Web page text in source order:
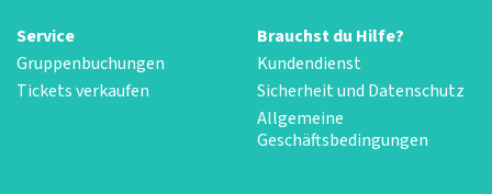
Service
Gruppenbuchungen
Tickets verkaufen
Brauchst du Hilfe?
Kundendienst
Sicherheit und Datenschutz
Allgemeine
Geschäftsbedingungen